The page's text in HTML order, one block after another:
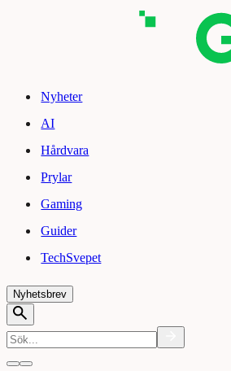
Nyheter
AI
Hårdvara
Prylar
Gaming
Guider
TechSvepet
Nyhetsbrev